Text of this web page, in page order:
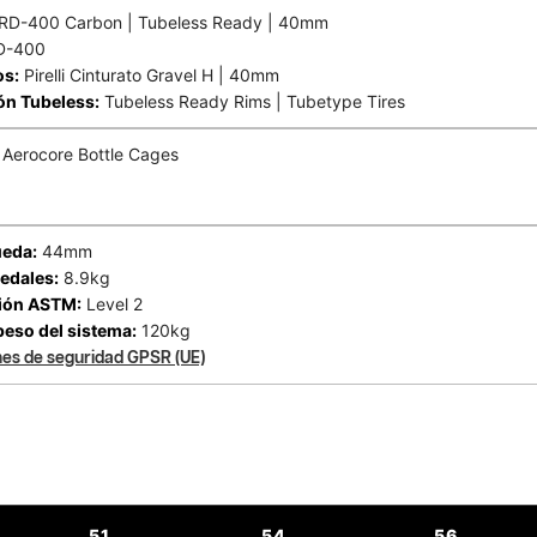
400 Carbon | Tubeless Ready | 40mm
400
Pirelli Cinturato Gravel H | 40mm
Tubeless: Tubeless Ready Rims | Tubetype Tires
Aerocore Bottle Cages
44mm
8.9kg
ASTM: Level 2
del sistema: 120kg
de seguridad GPSR (UE)